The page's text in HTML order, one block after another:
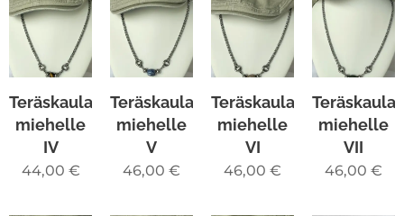
Teräskaulakoru
miehelle
IV
44,00 €
Teräskaulakoru
miehelle
V
46,00 €
Teräskaulakoru
miehelle
VI
46,00 €
miehelle
VII
46,00 €